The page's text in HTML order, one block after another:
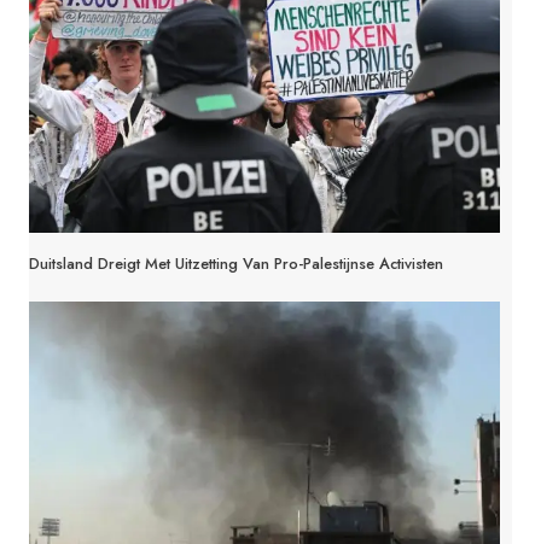
Duitsland Dreigt Met Uitzetting Van Pro-Palestijnse Activisten